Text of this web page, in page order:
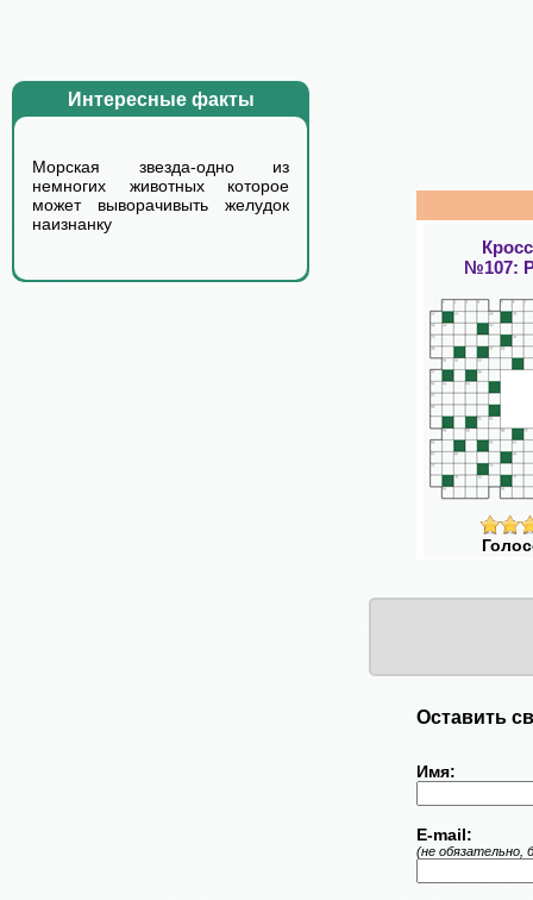
Интересные факты
Морская звезда-одно из
немногих животных которое
может выворачивыть желудок
наизнанку
№107:
Оставить
Имя:
E-mail:
(не обязательно,